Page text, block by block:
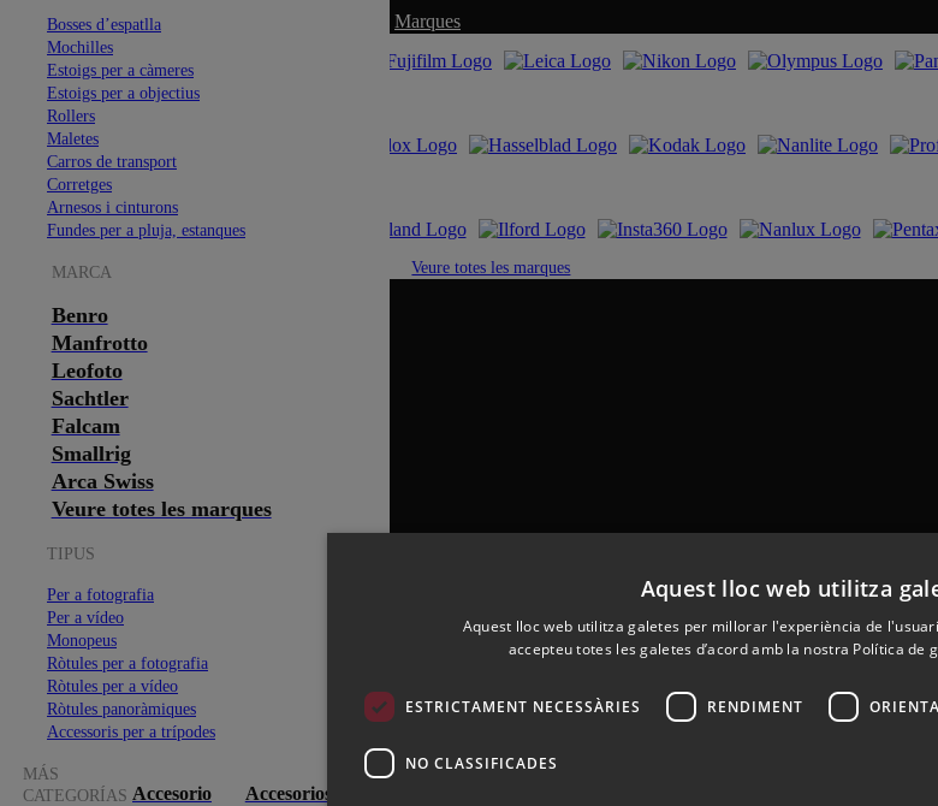
Bosses d’espatlla
Mochilles
Estoigs per a càmeres
Estoigs per a objectius
Rollers
Maletes
Carros de transport
Corretges
Arnesos i cinturons
Fundes per a pluja, estanques
MARCA
Benro
Manfrotto
Leofoto
Sachtler
Falcam
Smallrig
Arca Swiss
Veure totes les marques
TIPUS
Per a fotografia
Per a vídeo
Monopeus
Ròtules per a fotografia
Ròtules per a vídeo
Ròtules panoràmiques
Accessoris per a trípodes
MÁS
CATEGORÍAS Accesorio
Accesorios
Marques
Veure totes les marques
Aquest lloc web utilitza
Aquest lloc web utilitza galetes per millorar l'experiència de
accepteu totes les galetes d’acord amb la nostra Política de
ESTRICTAMENT NECESSÀRIES RENDIMENT
NO CLASSIFICADES